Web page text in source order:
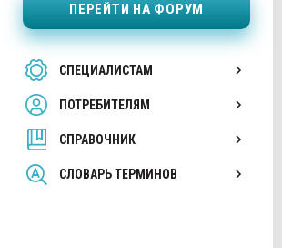
ПЕРЕЙТИ НА ФОРУМ
СПЕЦИАЛИСТАМ
ПОТРЕБИТЕЛЯМ
СПРАВОЧНИК
СЛОВАРЬ ТЕРМИНОВ